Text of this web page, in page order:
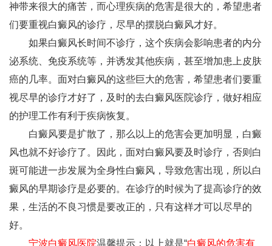
神带来很大的痛苦，而心理疾病的危害是很大的，希望患者
们要重视白癜风的诊疗，尽早的摆脱白癜风才好。
如果白癜风长时间不诊疗，这个疾病会影响患者的内分
泌系统、免疫系统等，并诱发其他疾病，甚至增加患上皮肤
癌的几率。面对白癜风的这些巨大的危害，希望患者们要重
视尽早的诊疗才好了，及时的去白癜风医院诊疗，做好相应
的护理工作有利于疾病恢复。
白癜风要是扩散了，那么以上的危害会更加明显，白癜
风也就不好诊疗了。因此，面对白癜风要及时诊疗，否则白
斑可能进一步发展为全身性白癜风，导致危害出现，所以白
癜风的早期诊疗是必要的。在诊疗的时候为了提高诊疗的效
果，生活的不良习惯是要改正的，只有这样才可以尽早的
好。
宁波白癜风医院温馨提示：以上就是“白癜风的危害有